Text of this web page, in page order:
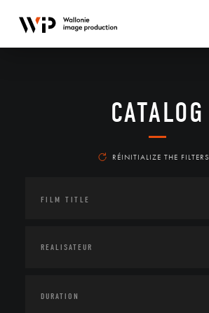
CATALOG
RÉINITIALIZE THE FILTERS